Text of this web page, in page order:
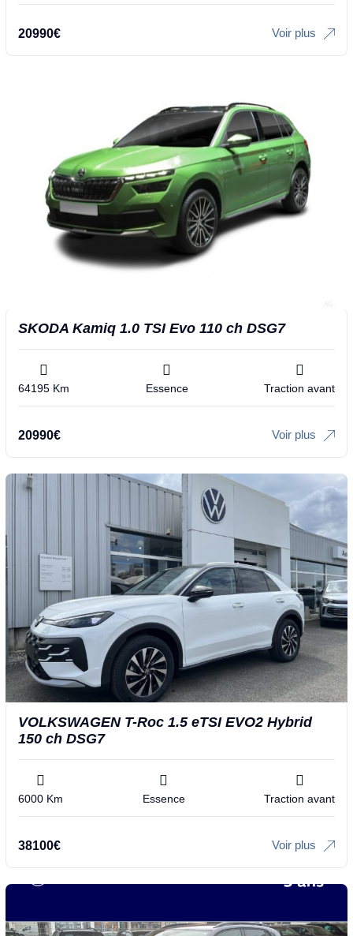
20990€ Voir plus
SKODA Kamiq 1.0 TSI Evo 110 ch DSG7
64195 Km Essence Traction avant
20990€ Voir plus
VOLKSWAGEN T-Roc 1.5 eTSI EVO2 Hybrid
150 ch DSG7
6000 Km Essence Traction avant
38100€ Voir plus